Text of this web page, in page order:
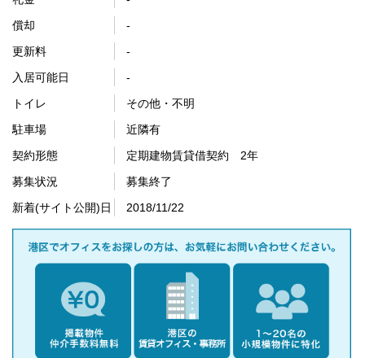
償却
-
更新料
-
入居可能日
-
トイレ
その他・不明
駐車場
近隣有
契約形態
定期建物賃貸借契約 2年
募集状況
募集終了
新着(サイト公開)日
2018/11/22